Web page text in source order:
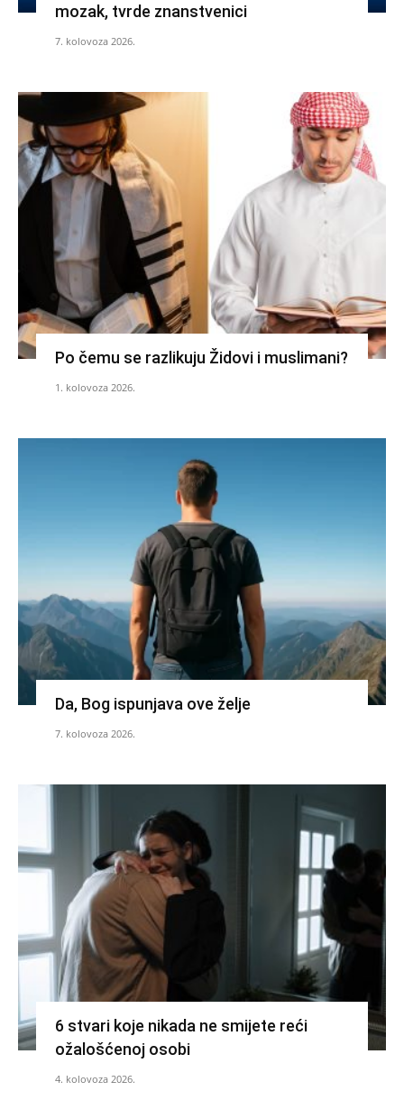
mozak, tvrde znanstvenici
7. kolovoza 2026.
Po čemu se razlikuju Židovi i muslimani?
1. kolovoza 2026.
Da, Bog ispunjava ove želje
7. kolovoza 2026.
6 stvari koje nikada ne smijete reći
ožalošćenoj osobi
4. kolovoza 2026.